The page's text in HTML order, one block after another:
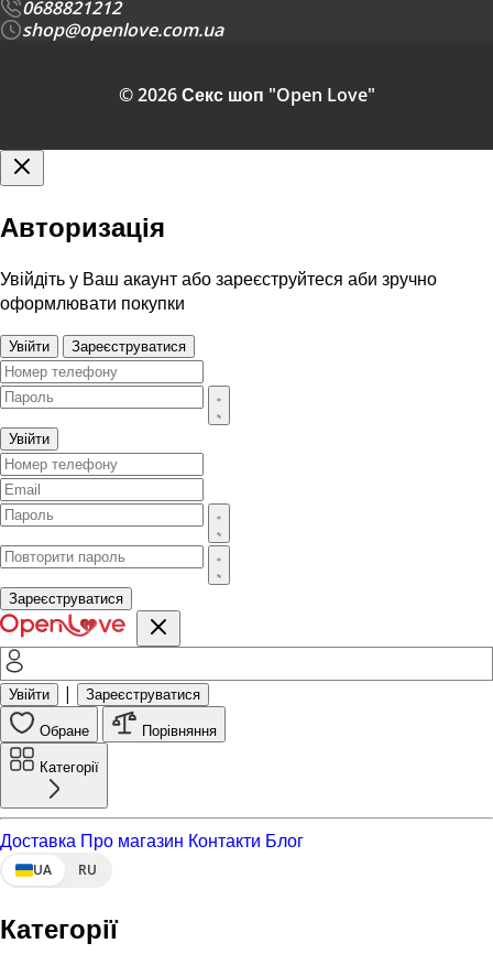
0688821212
shop@openlove.com.ua
© 2026 Секс шоп "Open Love"
Авторизація
Увійдіть у Ваш акаунт або зареєструйтеся аби зручно
оформлювати покупки
Увійти Зареєструватися
Увійти
Зареєструватися
Увійти | Зареєструватися
Обране Порівняння
Категорії
Доставка Про магазин Контакти Блог
UA RU
Категорії